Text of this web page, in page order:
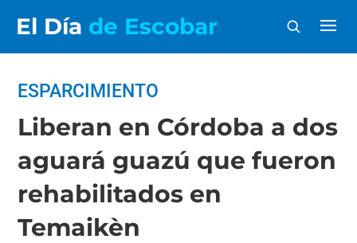
El Día de Escobar
ESPARCIMIENTO
Liberan en Córdoba a dos
aguará guazú que fueron
rehabilitados en
Temaikèn